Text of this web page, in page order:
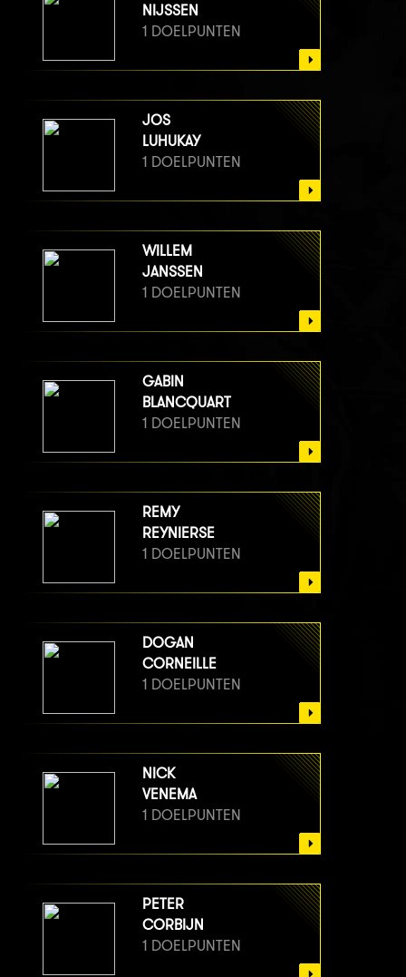
NIJSSEN
1 DOELPUNTEN
JOS
LUHUKAY
1 DOELPUNTEN
WILLEM
JANSSEN
1 DOELPUNTEN
GABIN
BLANCQUART
1 DOELPUNTEN
REMY
REYNIERSE
1 DOELPUNTEN
DOGAN
CORNEILLE
1 DOELPUNTEN
NICK
VENEMA
1 DOELPUNTEN
PETER
CORBIJN
1 DOELPUNTEN